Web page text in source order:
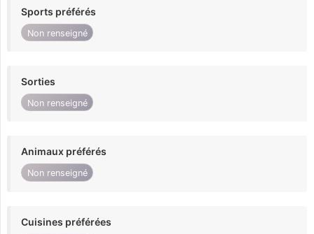
Sports préférés
Non renseigné
Sorties
Non renseigné
Animaux préférés
Non renseigné
Cuisines préférées